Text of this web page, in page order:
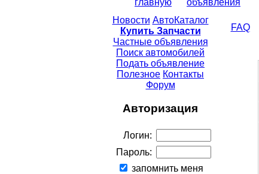
главную
объявления
Новости АвтоКаталог
Купить Запчасти
Частные объявления
Поиск автомобилей
Подать объявление
Полезное Контакты
Форум
Авторизация
Логин:
Пароль:
запомнить меня
FAQ